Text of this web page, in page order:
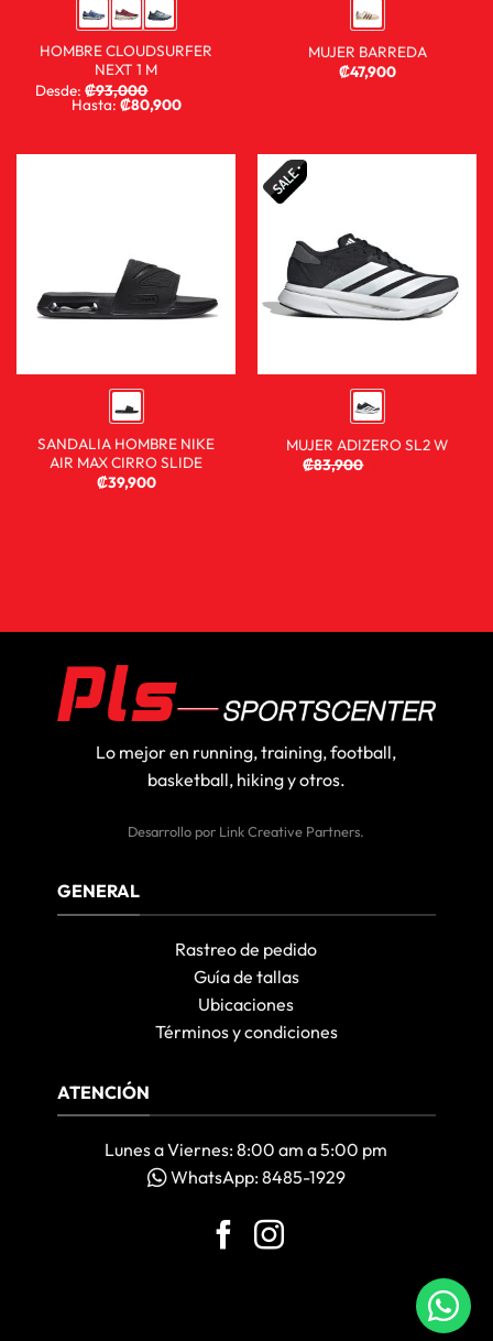
HOMBRE CLOUDSURFER
NEXT 1 M
Desde:₡93,000
Hasta:₡80,900
MUJER BARREDA
₡47,900
SANDALIA HOMBRE NIKE
AIR MAX CIRRO SLIDE
₡39,900
MUJER ADIZERO SL2 W
₡83,900
Lo mejor en running, training, football,
basketball, hiking y otros.
Desarrollo por Link Creative Partners.
GENERAL
Rastreo de pedido
Guía de tallas
Ubicaciones
Términos y condiciones
ATENCIÓN
Lunes a Viernes: 8:00 am a 5:00 pm
WhatsApp: 8485-1929